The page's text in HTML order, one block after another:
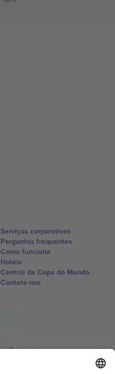
Serviços corporativos
Perguntas frequentes
Como funciona
Hotéis
Central da Copa do Mundo
Contate-nos